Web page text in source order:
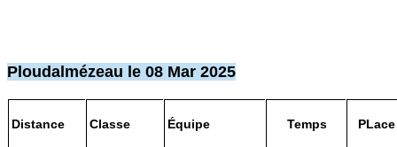
Ploudalmézeau le 08 Mar 2025
Distance Classe Équipe Temps PLace